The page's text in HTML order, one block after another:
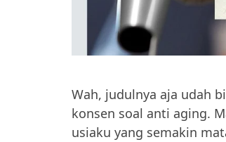
Wah, judulnya aja udah
konsen soal anti aging.
usiaku yang semakin